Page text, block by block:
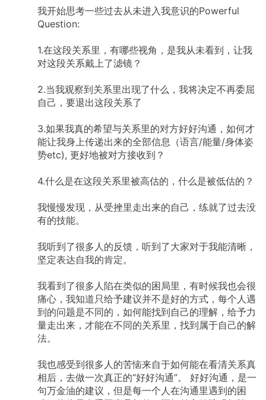
我开始思考一些过去从未进入我意识的Powerful
Question:
1.在这段关系里，有哪些视角，是我从未看到，让我
对这段关系戴上了滤镜？
2.当我观察到关系里出现了什么，我将决定不再委屈
自己，要退出这段关系了
3.如果我真的希望与关系里的对方好好沟通，如何才
能让我身上传递出来的全部信息（语言/能量/身体姿
势etc), 更好地被对方接收到？
4.什么是在这段关系里被高估的，什么是被低估的？
我慢慢发现，从受挫里走出来的自己，练就了过去没
有的技能。
我听到了很多人的反馈，听到了大家对于我能清晰，
坚定表达自我的肯定。
我看到了很多人陷在类似的困局里，有时候我也会很
痛心，我知道只给予建议并不是好的方式，每个人遇
到的问题是不同的，如何能找到自己的理解，给予力
量走出来，才能在不同的关系里，找到属于自己的解
法。
我也感受到很多人的苦恼来自于如何能在看清关系真
相后，去做一次真正的“好好沟通”。
好好沟通，是一
句万金油的建议，但是每一个人在沟通里遇到的困